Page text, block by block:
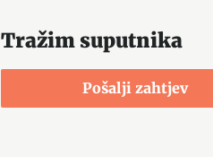
Tražim suputnika
Pošalji zahtjev